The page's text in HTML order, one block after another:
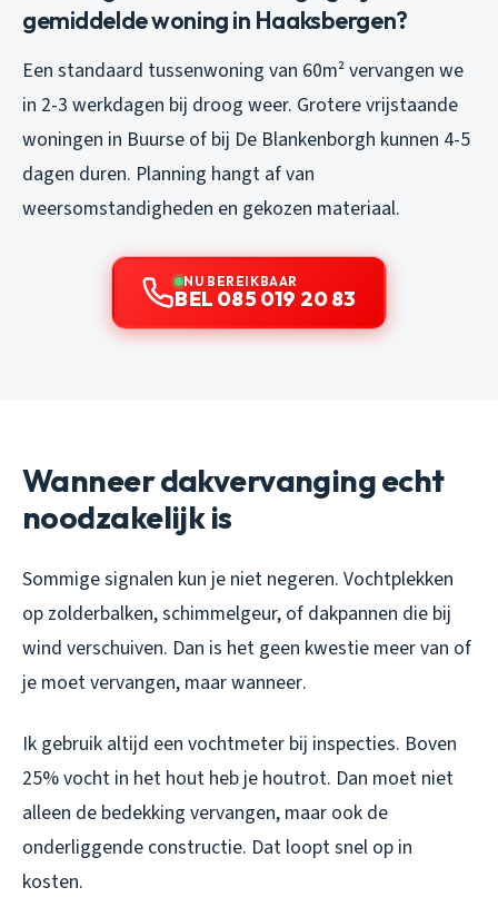
gemiddelde woning in Haaksbergen?
Een standaard tussenwoning van 60m² vervangen we
in 2-3 werkdagen bij droog weer. Grotere vrijstaande
woningen in Buurse of bij De Blankenborgh kunnen 4-5
dagen duren. Planning hangt af van
weersomstandigheden en gekozen materiaal.
NU BEREIKBAAR
BEL 085 019 20 83
Wanneer dakvervanging echt
noodzakelijk is
Sommige signalen kun je niet negeren. Vochtplekken
op zolderbalken, schimmelgeur, of dakpannen die bij
wind verschuiven. Dan is het geen kwestie meer van of
je moet vervangen, maarwanneer.
Ik gebruik altijd een vochtmeter bij inspecties. Boven
25% vocht in het hout heb je houtrot. Dan moet niet
alleen de bedekking vervangen, maar ook de
onderliggende constructie. Dat loopt snel op in
kosten.